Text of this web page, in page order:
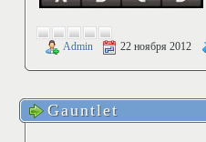
Admin 22 ноября 2012
Gauntlet